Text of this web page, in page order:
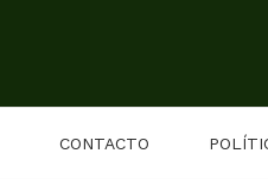
CONTACTO